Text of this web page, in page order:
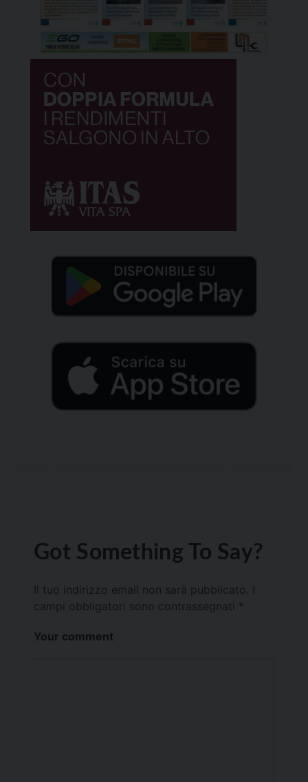
Got Something To Say?
Il tuo indirizzo email non sarà pubblicato.
campi obbligatori sono contrassegnati *
Your comment